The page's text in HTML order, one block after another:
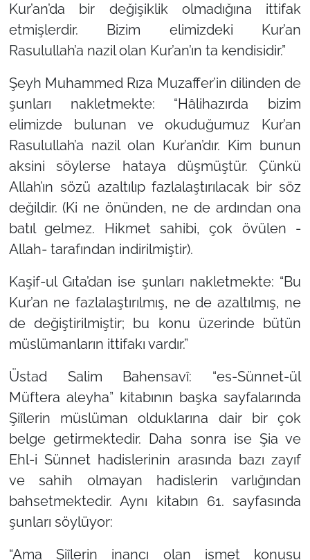
Kur’an’da bir değişiklik olmadığına ittifak
etmişlerdir. Bizim elimizdeki Kur’an
Rasulullah’a nazil olan Kur’an’ın ta kendisidir.”
Şeyh Muhammed Rıza Muzaffer’in dilinden de
şunları nakletmekte: “Hâlihazırda bizim
elimizde bulunan ve okuduğumuz Kur’an
Rasulullah’a nazil olan Kur’an’dır. Kim bunun
aksini söylerse hataya düşmüştür. Çünkü
Allah’ın sözü azaltılıp fazlalaştırılacak bir söz
değildir. (Ki ne önünden, ne de ardından ona
batıl gelmez. Hikmet sahibi, çok övülen -
Allah- tarafından indirilmiştir).
Kaşif-ul Gıta’dan ise şunları nakletmekte: “Bu
Kur’an ne fazlalaştırılmış, ne de azaltılmış, ne
de değiştirilmiştir; bu konu üzerinde bütün
müslümanların ittifakı vardır.”
Üstad Salim Bahensavî: “es-Sünnet-ül
Müftera aleyha” kitabının başka sayfalarında
Şiîlerin müslüman olduklarına dair bir çok
belge getirmektedir. Daha sonra ise Şia ve
Ehl-i Sünnet hadislerinin arasında bazı zayıf
ve sahih olmayan hadislerin varlığından
bahsetmektedir. Aynı kitabın 61. sayfasında
şunları söylüyor:
“Ama Şiîlerin inancı olan ismet konusu